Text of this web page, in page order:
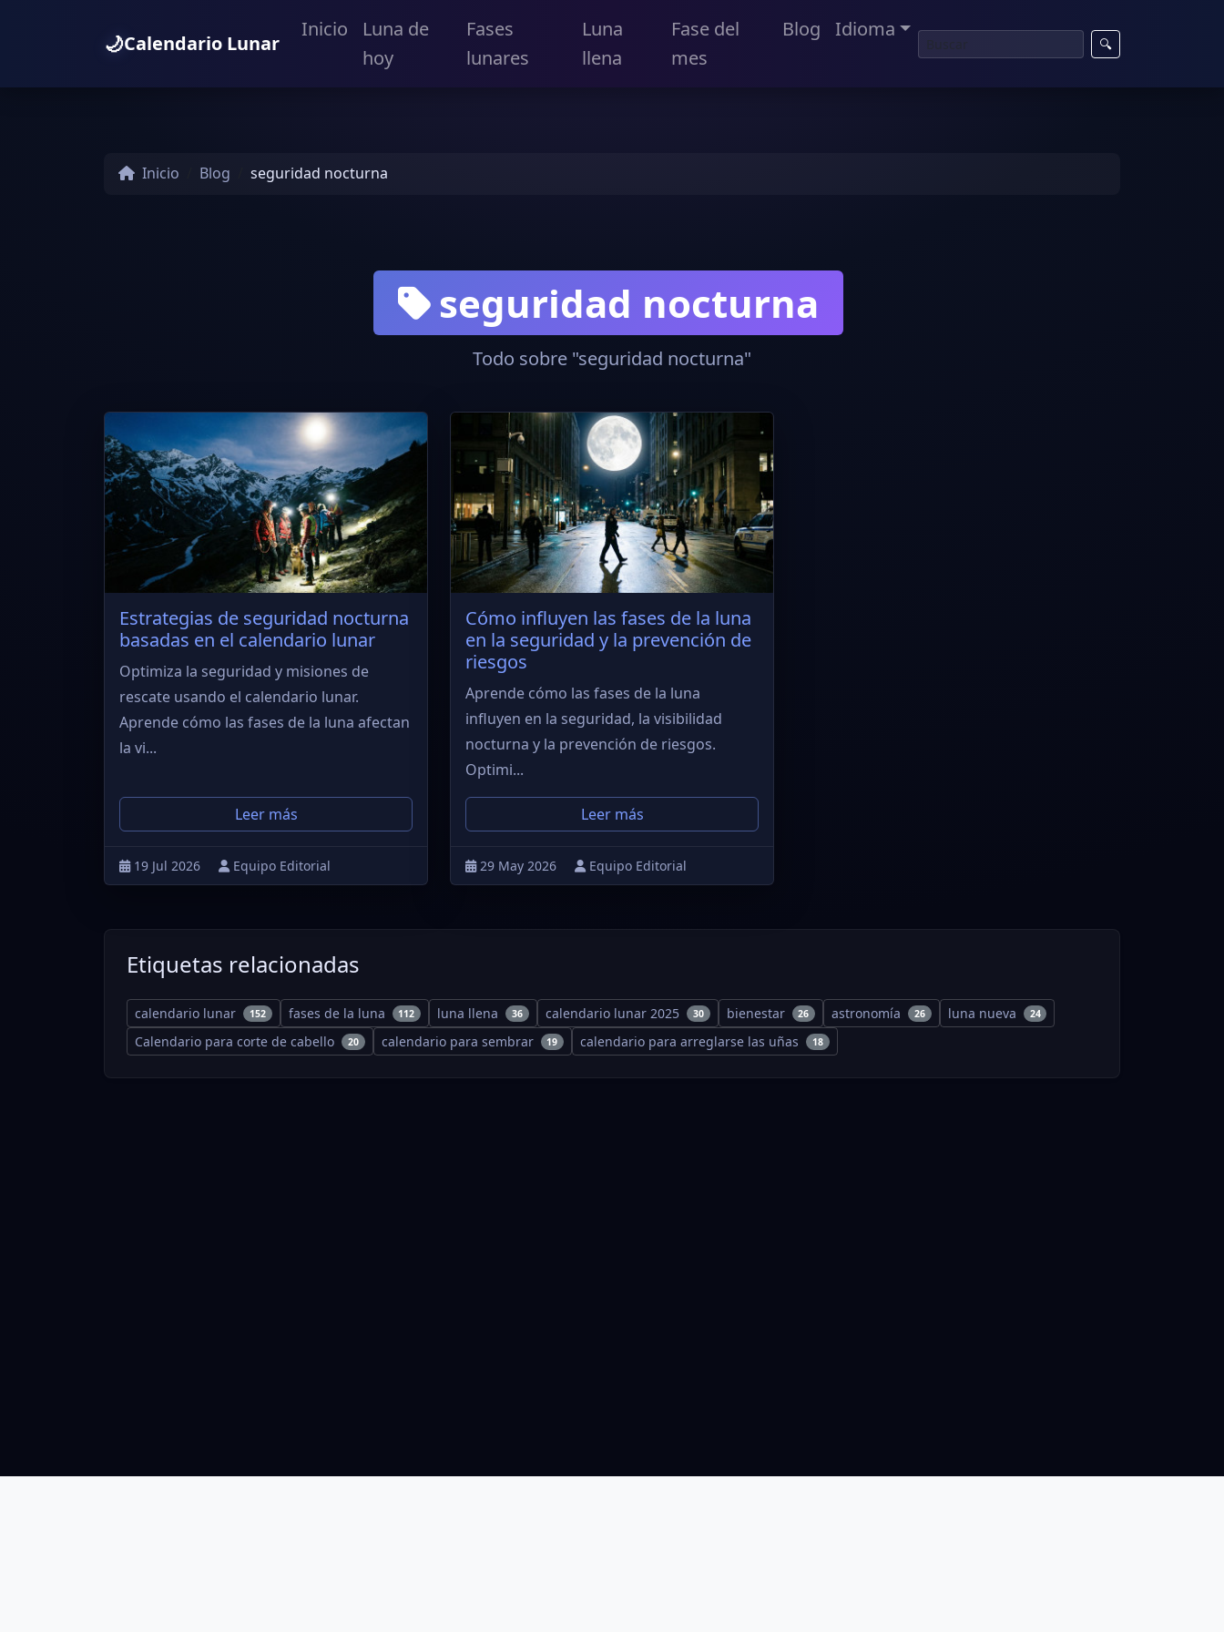
🌙Calendario Lunar
Inicio
Luna de
hoy
Fases
lunares
Luna
llena
Fase del
mes
Blog Idioma
🔍
Inicio Blog seguridad nocturna
seguridad nocturna
Todo sobre "seguridad nocturna"
Estrategias de seguridad nocturna
basadas en el calendario lunar
Optimiza la seguridad y misiones de
rescate usando el calendario lunar.
Aprende cómo las fases de la luna afectan
la vi...
Leer más
19 Jul 2026 Equipo Editorial
Cómo influyen las fases de la luna
en la seguridad y la prevención de
riesgos
Aprende cómo las fases de la luna
influyen en la seguridad, la visibilidad
nocturna y la prevención de riesgos.
Optimi...
Leer más
29 May 2026 Equipo Editorial
Etiquetas relacionadas
calendario lunar 152 fases de la luna 112 luna llena 36 calendario lunar 2025 30 bienestar 26 astronomía 26 luna nueva 24
Calendario para corte de cabello 20 calendario para sembrar 19 calendario para arreglarse las uñas 18